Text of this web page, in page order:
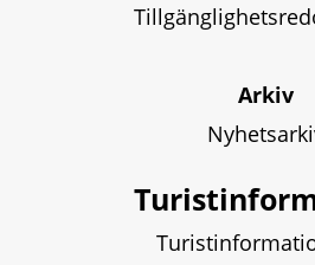
Arkiv